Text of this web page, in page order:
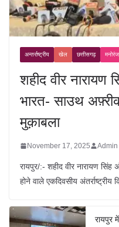
अन्तर्राष्ट्रीय खेल छत्तीसगढ़
शहीद वीर
भारत- साउथ
मुक़ाबला
November 17, 2025 Admin
रायपुर/:- शहीद वीर नारायण सिंह
होने वाले एकदिवसीय
रायपुर